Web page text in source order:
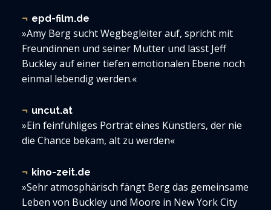
epd-film.de
»Amy Berg sucht Wegbegleiter auf, spricht mit
Freundinnen und seiner Mutter und lässt Jeff
Buckley auf einer tiefen emotionalen Ebene noch
einmal lebendig werden.«
uncut.at
»Ein feinfühliges Porträt eines Künstlers, der nie
die Chance bekam, alt zu werden«
kino-zeit.de
»Sehr atmosphärisch fängt Berg das gemeinsame
Leben von Buckley und Moore in New York City